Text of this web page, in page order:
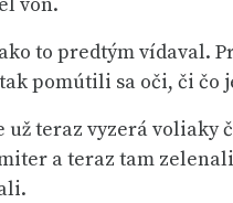
to predtým vídaval.
pomútili sa oči, či čo
teraz vyzerá voliaky
a teraz tam